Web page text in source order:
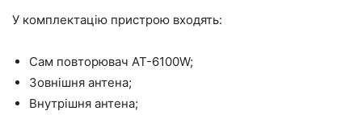
У комплектацію пристрою входять:
Сам повторювач AT-6100W;
Зовнішня антена;
Внутрішня антена;